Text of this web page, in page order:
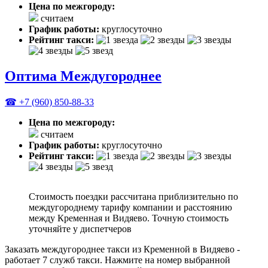
Цена по межгороду:
считаем
График работы: круглосуточно
Рейтинг такси:
Оптима Междугороднее
☎ +7 (960) 850-88-33
Цена по межгороду:
считаем
График работы: круглосуточно
Рейтинг такси:
Стоимость поездки рассчитана приблизительно по
междугороднему тарифу компании и расстоянию
между Кременная и Видяево. Точную стоимость
уточняйте у диспетчеров
Заказать междугороднее такси из Кременной в Видяево -
работает 7 служб такси. Нажмите на номер выбранной